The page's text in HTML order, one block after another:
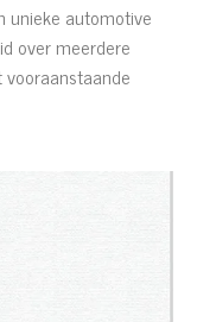
automotive
over meerdere
vooraanstaande